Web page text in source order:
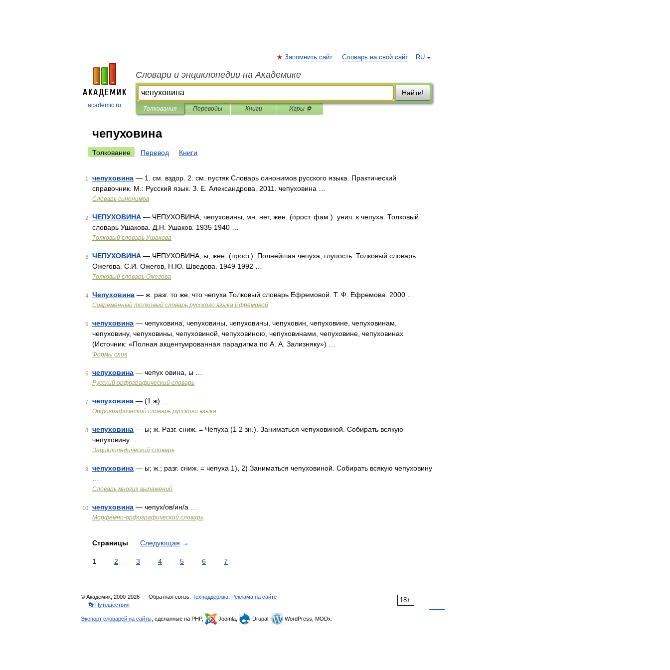
academic.ru
RU
Запомнить сайт Словарь на свой сайт
Словари и энциклопедии на Академике
Найти!
Толкования Переводы Книги Игры ⚽
чепуховина
Толкование Перевод Книги
1 чепуховина — 1. см. вздор. 2. см. пустяк Словарь синонимов русского языка. Практический
справочник. М.: Русский язык. З. Е. Александрова. 2011. чепуховина …
Словарь синонимов
2 ЧЕПУХОВИНА — ЧЕПУХОВИНА, чепуховины, мн. нет, жен. (прост. фам.). унич. к чепуха. Толковый
словарь Ушакова. Д.Н. Ушаков. 1935 1940 …
Толковый словарь Ушакова
3 ЧЕПУХОВИНА — ЧЕПУХОВИНА, ы, жен. (прост.). Полнейшая чепуха, глупость. Толковый словарь
Ожегова. С.И. Ожегов, Н.Ю. Шведова. 1949 1992 …
Толковый словарь Ожегова
4 Чепуховина — ж. разг. то же, что чепуха Толковый словарь Ефремовой. Т. Ф. Ефремова. 2000 …
Современный толковый словарь русского языка Ефремовой
5 чепуховина — чепуховина, чепуховины, чепуховины, чепуховин, чепуховине, чепуховинам,
чепуховину, чепуховины, чепуховиной, чепуховиною, чепуховинами, чепуховине, чепуховинах
(Источник: «Полная акцентуированная парадигма по А. А. Зализняку») …
Формы слов
6 чепуховина — чепух овина, ы …
Русский орфографический словарь
7 чепуховина — (1 ж) …
Орфографический словарь русского языка
8 чепуховина — ы; ж. Разг. сниж. = Чепуха (1 2 зн.). Заниматься чепуховиной. Собирать всякую
чепуховину …
Энциклопедический словарь
9 чепуховина — ы; ж.; разг. сниж. = чепуха 1), 2) Заниматься чепуховиной. Собирать всякую чепуховину
Словарь многих выражений
10 чепуховина — чепух/ов/ин/а …
Морфемно-орфографический словарь
Страницы Следующая →
1 2 3 4 5 6 7
18+
© Академик, 2000-2026 Обратная связь: Техподдержка Реклама на сайте
👣 Путешествия
Экспорт словарей на сайты , сделанные на PHP, Joomla, Drupal, WordPress, MODx.